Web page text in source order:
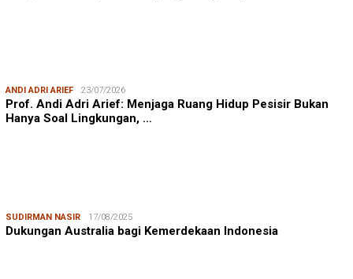
ANDI ADRI ARIEF 23/07/2026
Prof. Andi Adri Arief: Menjaga Ruang Hidup Pesisir Bukan
Hanya Soal Lingkungan, …
SUDIRMAN NASIR 17/08/2025
Dukungan Australia bagi Kemerdekaan Indonesia